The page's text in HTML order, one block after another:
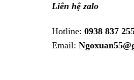
Liên hệ zalo
Hotline: 0938 837
Email: